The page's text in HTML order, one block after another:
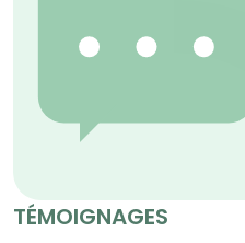
TÉMOIGNAGES